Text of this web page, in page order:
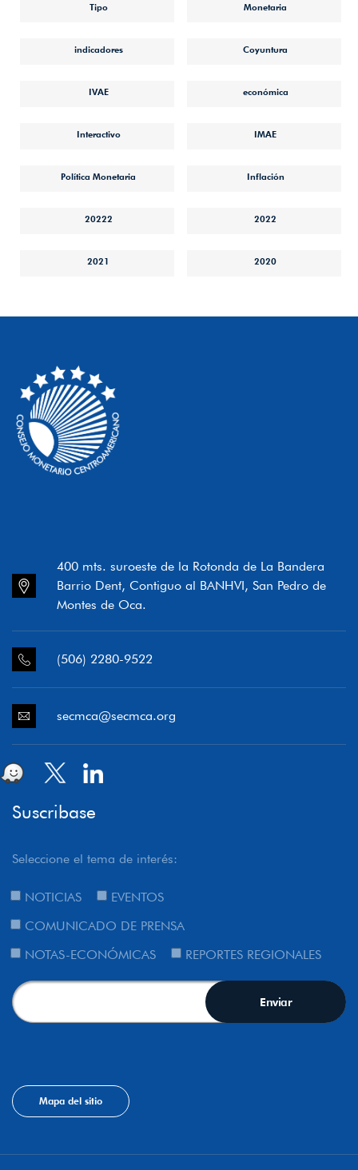
Tipo Monetaria
indicadores Coyuntura
IVAE económica
Interactivo IMAE
Política Monetaria Inflación
20222 2022
2021 2020
400 mts. suroeste de la Rotonda de La Bandera
Barrio Dent, Contiguo al BANHVI, San Pedro de
Montes de Oca.
(506) 2280-9522
secmca@secmca.org
Suscribase
Seleccione el tema de interés:
NOTICIAS
EVENTOS
COMUNICADO DE PRENSA
NOTAS-ECONÓMICAS
REPORTES REGIONALES
Mapa del sitio